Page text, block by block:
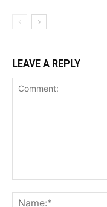
LEAVE A REPLY